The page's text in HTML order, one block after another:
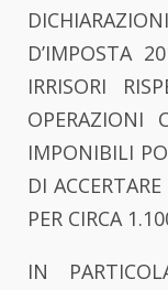
D’IMPOSTA
IRRISORI
OPERAZIONI
IMPONIBILI
DI
PER CIRCA
IN